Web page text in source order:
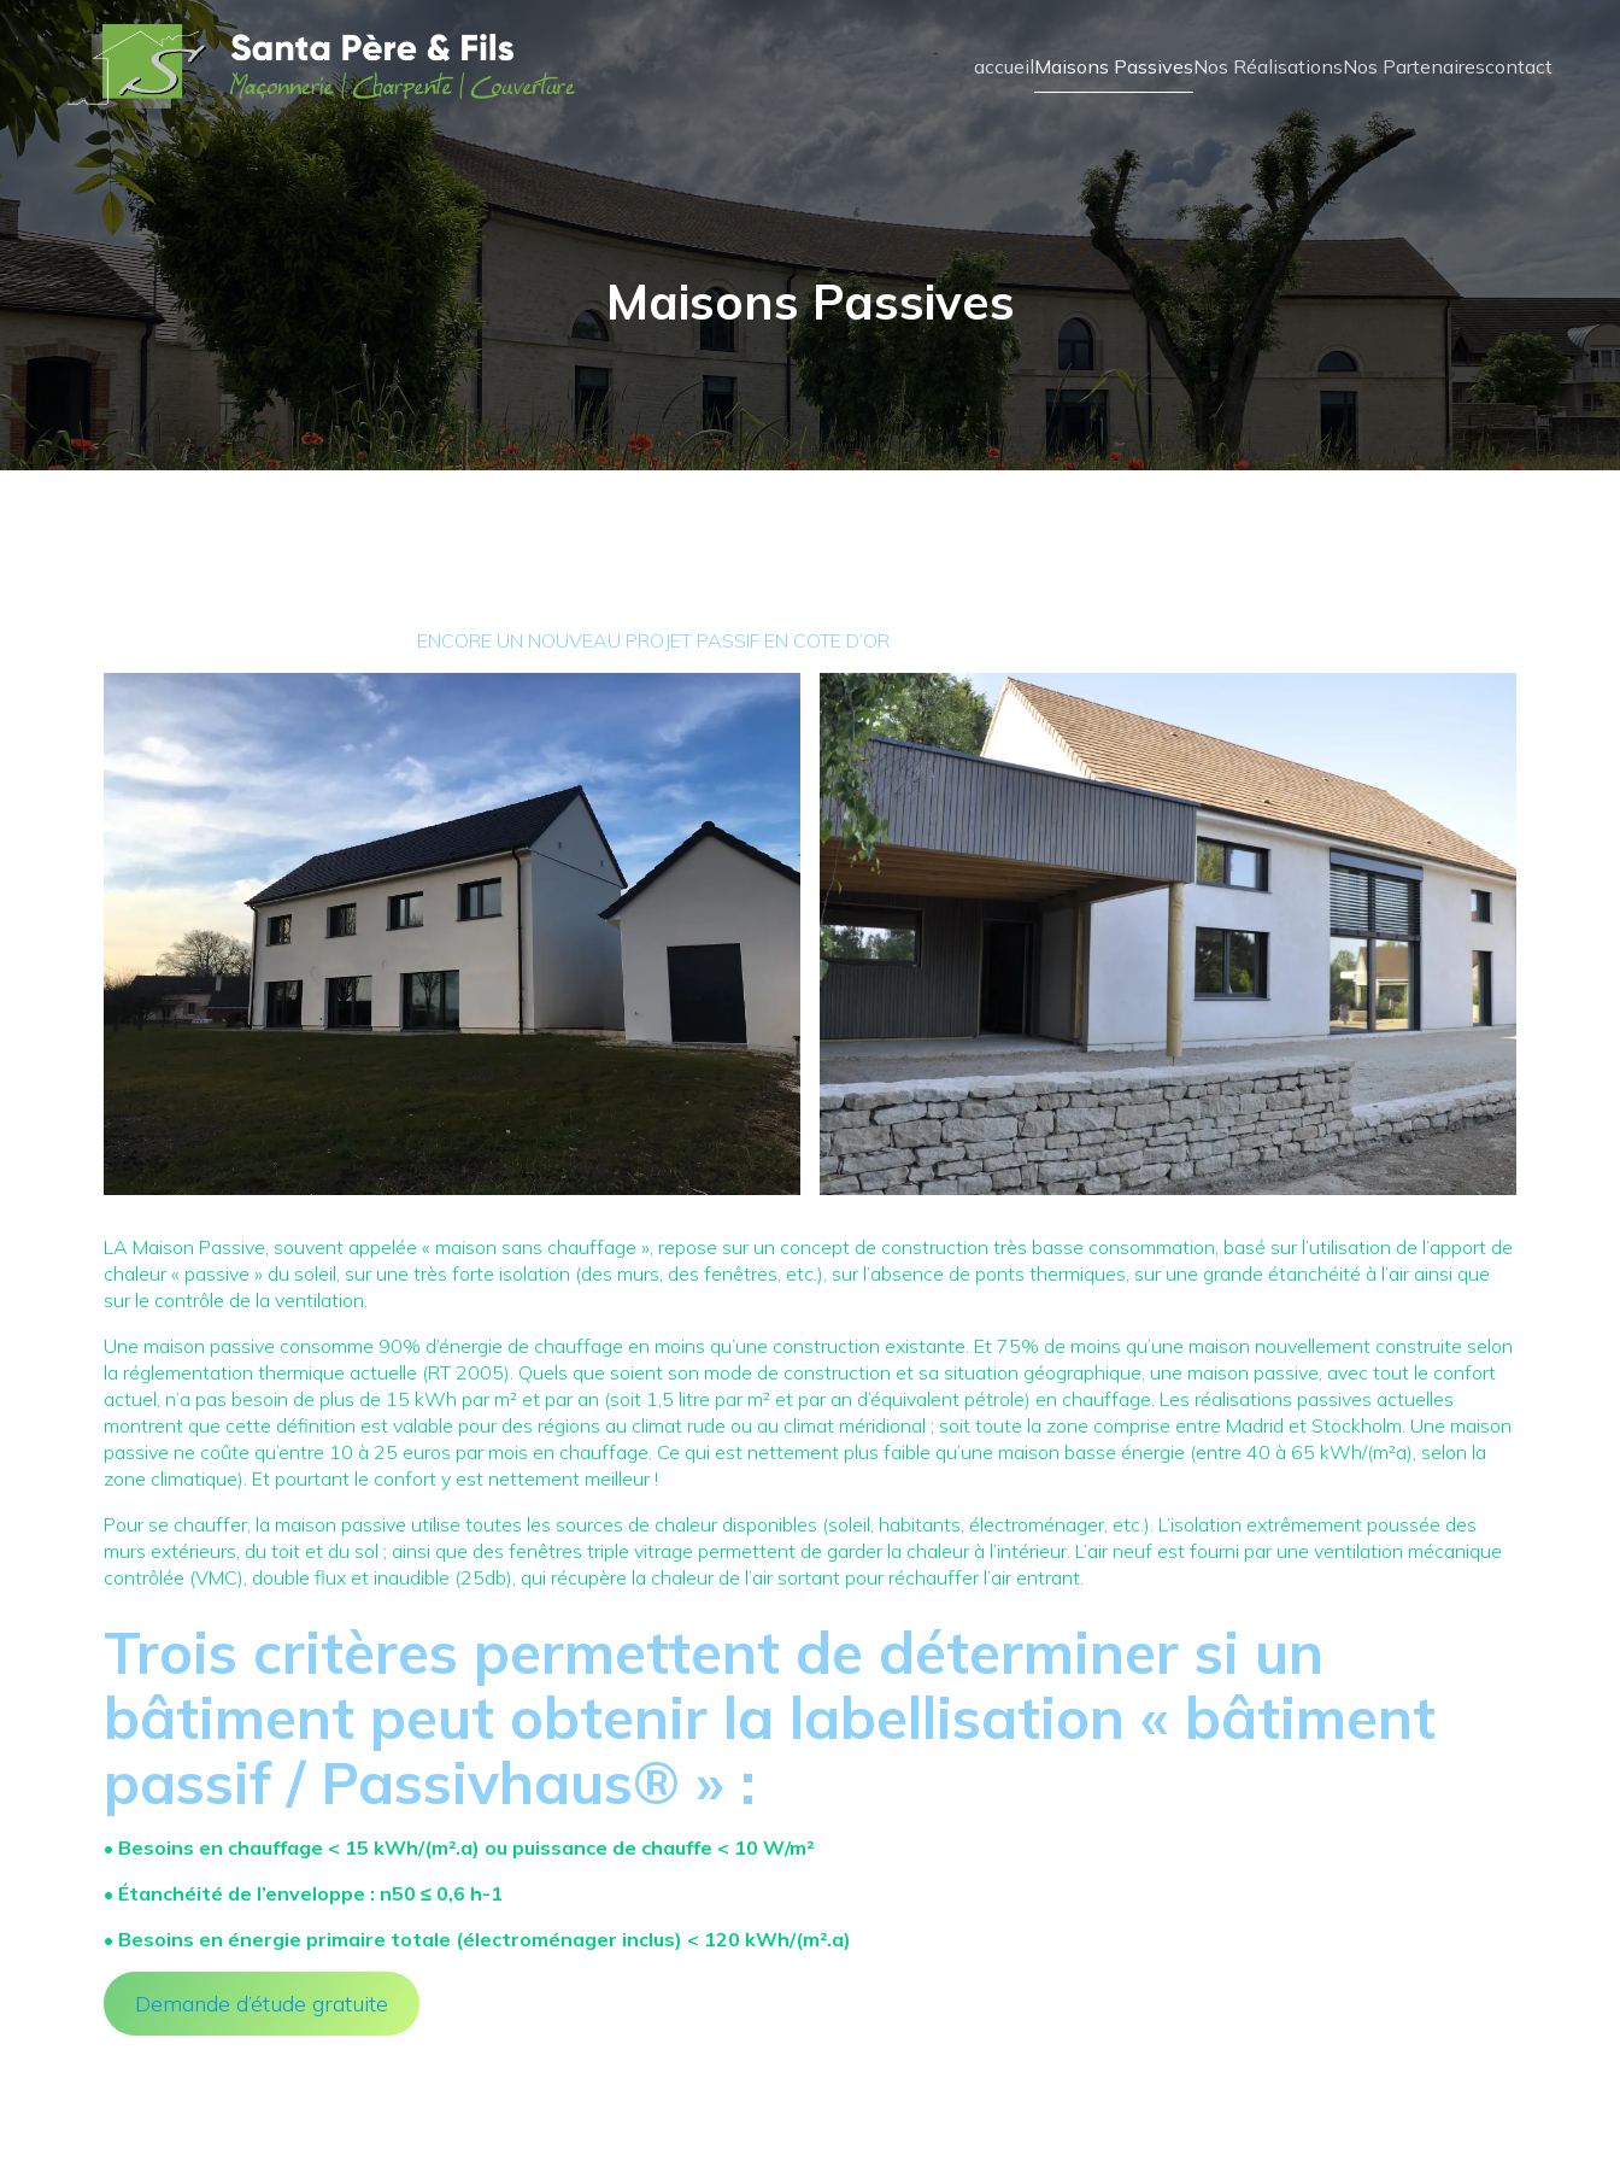
accueilMaisons PassivesNos RéalisationsNos Partenairescontact
Maisons Passives
ENCORE UN NOUVEAU PROJET PASSIF EN COTE D’OR
LA Maison Passive, souvent appelée « maison sans chauffage », repose sur un concept de construction très basse consommation, basé sur l’utilisation de l’apport de
chaleur « passive » du soleil, sur une très forte isolation (des murs, des fenêtres, etc.), sur l’absence de ponts thermiques, sur une grande étanchéité à l’air ainsi que
sur le contrôle de la ventilation.
Une maison passive consomme 90% d’énergie de chauffage en moins qu’une construction existante. Et 75% de moins qu’une maison nouvellement construite selon
la réglementation thermique actuelle (RT 2005). Quels que soient son mode de construction et sa situation géographique, une maison passive, avec tout le confort
actuel, n’a pas besoin de plus de 15 kWh par m² et par an (soit 1,5 litre par m² et par an d’équivalent pétrole) en chauffage. Les réalisations passives actuelles
montrent que cette définition est valable pour des régions au climat rude ou au climat méridional ; soit toute la zone comprise entre Madrid et Stockholm. Une maison
passive ne coûte qu’entre 10 à 25 euros par mois en chauffage. Ce qui est nettement plus faible qu’une maison basse énergie (entre 40 à 65 kWh/(m²a), selon la
zone climatique). Et pourtant le confort y est nettement meilleur !
Pour se chauffer, la maison passive utilise toutes les sources de chaleur disponibles (soleil, habitants, électroménager, etc.). L’isolation extrêmement poussée des
murs extérieurs, du toit et du sol ; ainsi que des fenêtres triple vitrage permettent de garder la chaleur à l’intérieur. L’air neuf est fourni par une ventilation mécanique
contrôlée (VMC), double flux et inaudible (25db), qui récupère la chaleur de l’air sortant pour réchauffer l’air entrant.
Trois critères permettent de déterminer si un
bâtiment peut obtenir la labellisation « bâtiment
passif / Passivhaus® » :
• Besoins en chauffage < 15 kWh/(m².a) ou puissance de chauffe < 10 W/m²
• Étanchéité de l’enveloppe : n50 ≤ 0,6 h-1
• Besoins en énergie primaire totale (électroménager inclus) < 120 kWh/(m².a)
Demande d’étude gratuite